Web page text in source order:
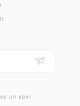
un apel